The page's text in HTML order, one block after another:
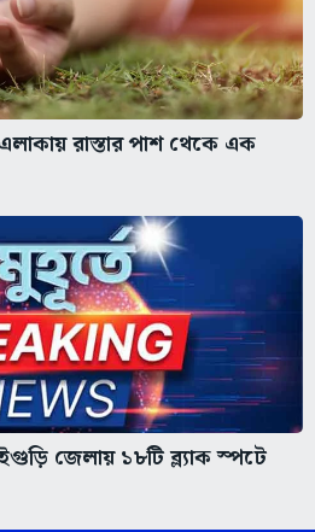
রাস্তার পাশ থেকে এক
জেলায় ১৮টি ব্ল্যাক স্পটে